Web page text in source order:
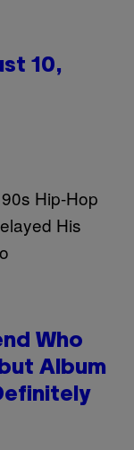
10,
Who
Album